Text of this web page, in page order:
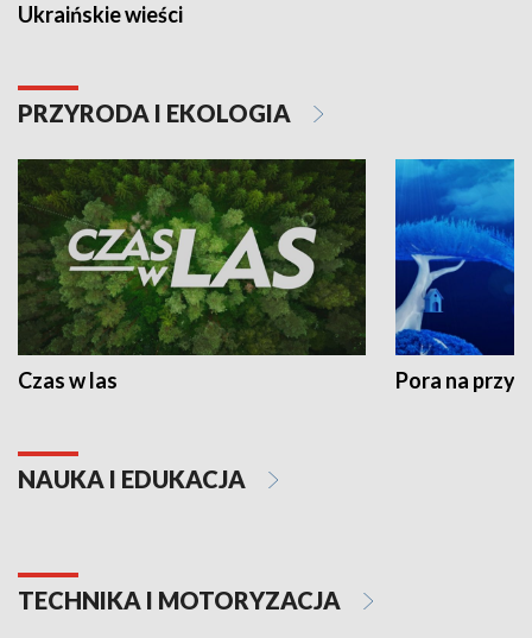
Ukraińskie wieści
PRZYRODA I EKOLOGIA
Czas w las Pora na
NAUKA I EDUKACJA
TECHNIKA I MOTORYZACJA